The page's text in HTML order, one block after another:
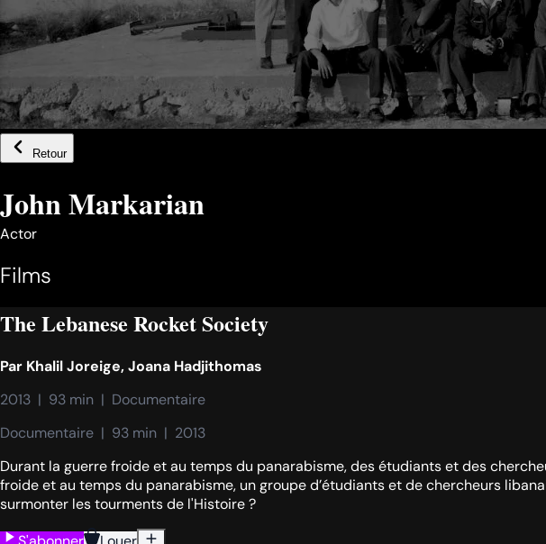
Retour
John Markarian
Actor
Films
The Lebanese Rocket Society
Par Khalil Joreige,Joana Hadjithomas
2013  |  93 min  |  Documentaire
Documentaire  |  93 min  |  2013
Durant la guerre froide et au temps du panarabisme, des étudiants et des
froide et au temps du panarabisme, un groupe d’étudiants et de chercheurs
surmonter les tourments de l'Histoire ?